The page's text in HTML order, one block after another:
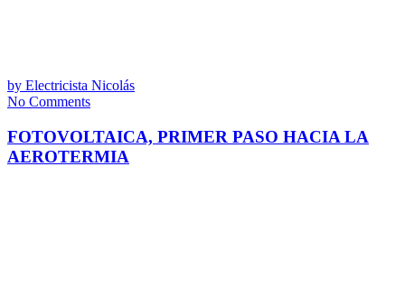
by Electricista Nicolás
No Comments
FOTOVOLTAICA, PRIMER PASO HACIA LA
AEROTERMIA